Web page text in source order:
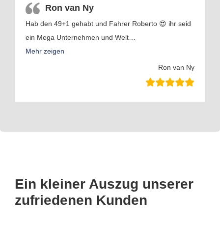
Ron van Ny
Hab den 49+1 gehabt und Fahrer Roberto 😍 ihr seid
ein Mega Unternehmen und Welt
Mehr zeigen
Ron van Ny
Ein kleiner Auszug unserer
zufriedenen Kunden